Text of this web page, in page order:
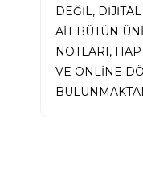
DEĞİL,
AİT BÜTÜN
NOTLARI,
VE ONLİNE